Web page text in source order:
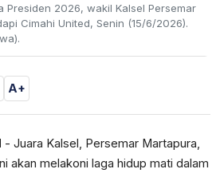
Presiden 2026, wakil Kalsel Persemar
Cimahi United, Senin (15/6/2026).
A+
- Juara Kalsel, Persemar Martapura,
akan melakoni laga hidup mati dalam